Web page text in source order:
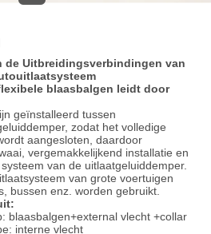
de Uitbreidingsverbindingen van
blaasbalgen leidt door
geïnstalleerd tussen
zodat het volledige
aangesloten, daardoor
vergemakkelijkend installatie en
van de uitlaatgeluiddemper.
van grote voertuigen
bussen enz. worden gebruikt.
blaasbalgen+external vlecht +collar
interne vlecht